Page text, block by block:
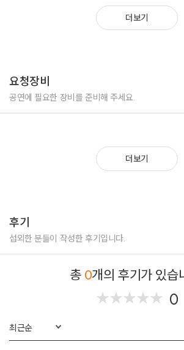
환경부 방사선국제안전포럼 아나운서
환경부 비배기오염물질 국제 세미나 아나운서
국방부 한국지능로봇경진대회 아나운서
***** 신나는 레크리에이션 MC
게임기업 넥슨 사내 소통 레크리에이션 MC
하나은행 지역본부 기업 레크리에이션 MC
신라면세점 사내 힐링DAY 레크리에이션 MC
LG 유플러스 패밀리데이 레크리에이션 MC
-------------------------------------------------------------------
*****지역축제 무대행사 MC
보건복지부 생명나눔 동행 콘서트 진행 MC
인천시 가을문화제 작은음악회 진행 MC
인천시 봄을드림 문화제 진행 MC
더보기
요청장비
공연에 필요한 장비를 준비해 주세요.
더보기
후기
섭외한 분들이 작성한 후기입니다.
총 0개의 후기가 있습
★★★★★
★★★★★ 0
최근순